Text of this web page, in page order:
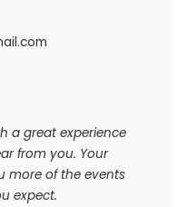
a great experience
from you. Your
more of the events
expect.